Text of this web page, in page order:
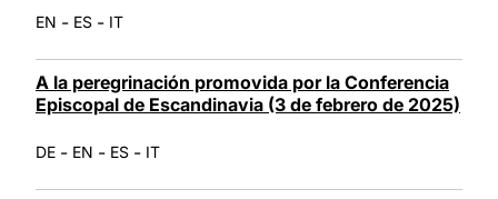
EN - ES - IT
A la peregrinación promovida por la Conferencia
Episcopal de Escandinavia (3 de febrero de 2025)
DE - EN - ES - IT